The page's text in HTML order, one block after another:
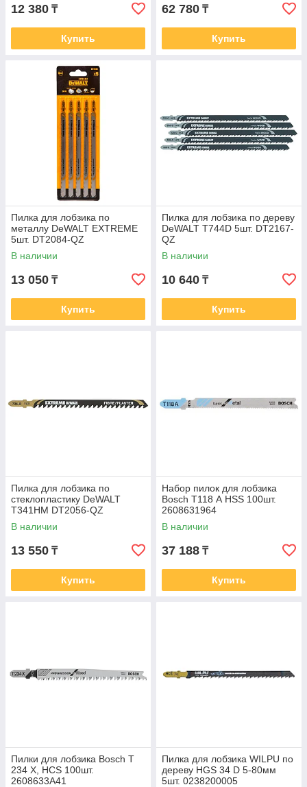
12 380 ₸
Купить
62 780 ₸
Купить
Пилка для лобзика по
металлу DeWALT EXTREME
5шт. DT2084-QZ
В наличии
13 050 ₸
Купить
Пилка для лобзика по дереву
DeWALT T744D 5шт. DT2167-
QZ
В наличии
10 640 ₸
Купить
Пилка для лобзика по
стеклопластику DeWALT
T341HM DT2056-QZ
В наличии
13 550 ₸
Купить
Набор пилок для лобзика
Bosch T118 А HSS 100шт.
2608631964
В наличии
37 188 ₸
Купить
Пилки для лобзика Bosch T
234 X, HCS 100шт.
2608633A41
Пилка для лобзика WILPU по
дереву HGS 34 D 5-80мм
5шт. 0238200005